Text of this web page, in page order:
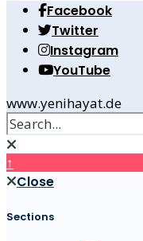
Facebook
Twitter
Instagram
YouTube
www.yenihayat.de
↑
Close
Sections